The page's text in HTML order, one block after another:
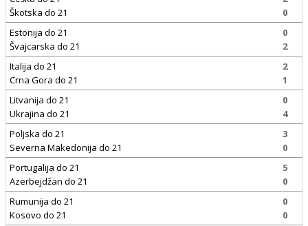
Škotska do 21
0
Estonija do 21
Švajcarska do 21
0
2
Italija do 21
Crna Gora do 21
2
1
Litvanija do 21
Ukrajina do 21
0
4
Poljska do 21
Severna Makedonija do 21
3
0
Portugalija do 21
Azerbejdžan do 21
5
0
Rumunija do 21
Kosovo do 21
0
0